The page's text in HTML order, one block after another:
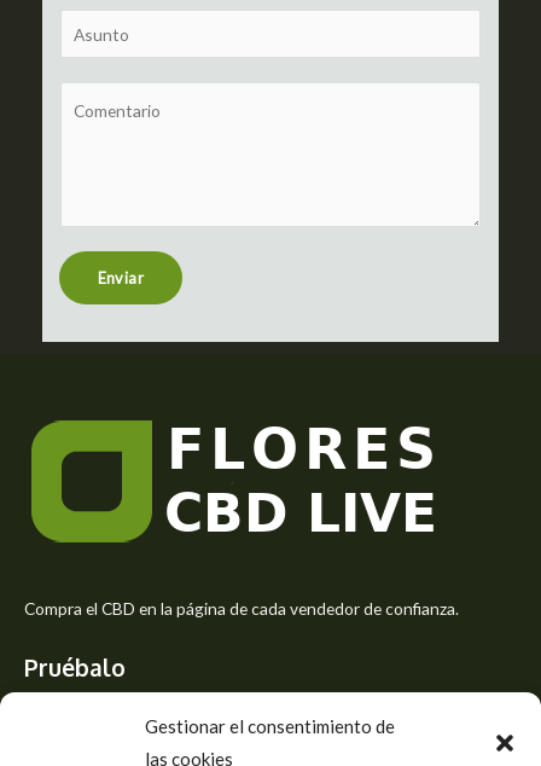
Gestionar el consentimiento de
las cookies
a
u
b
t
r
s
e
Enviar
Compra el CBD en la página de cada vendedor de confianza.
Pruébalo
Siente el mejor aroma de las flores CBD y usa los beneficios del